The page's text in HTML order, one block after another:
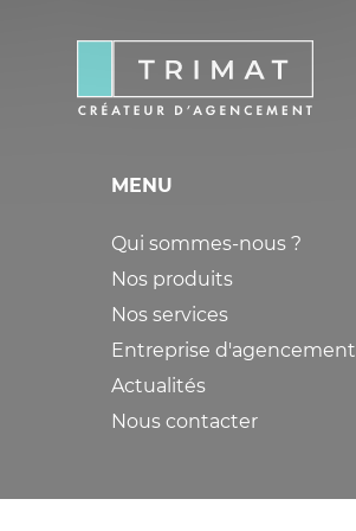
(GAMME PROTECTION COVID-
MENU
Qui sommes-nous ?
Nos produits
Nos services
Entreprise d'agencement
Actualités
Nous contacter